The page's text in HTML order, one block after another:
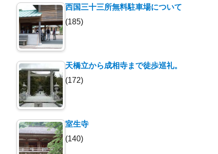
西国三十三所無料駐車場について
(185)
天橋立から成相寺まで徒歩巡礼。
(172)
室生寺
(140)